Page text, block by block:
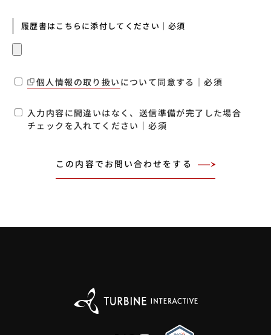
履歴書はこちらに添付してください｜必須
個人情報の取り扱い について同意する｜必須
入力内容に間違いはなく、送信準備が完了した場合
チェックを入れてください｜必須